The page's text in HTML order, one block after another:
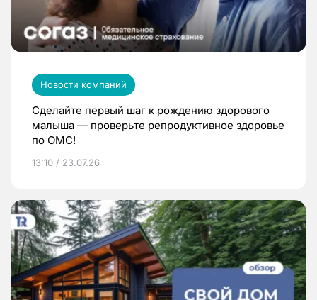
Новости компаний
Сделайте первый шаг к рождению здорового
малыша — проверьте репродуктивное здоровье
по ОМС!
13:10 / 23.07.26